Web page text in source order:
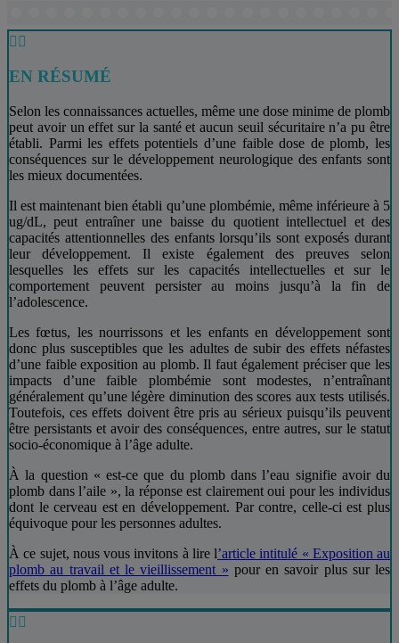
 
EN RÉSUMÉ
Selon les connaissances actuelles, même une dose minime de plomb
peut avoir un effet sur la santé et aucun seuil sécuritaire n’a pu être
établi. Parmi les effets potentiels d’une faible dose de plomb, les
conséquences sur le développement neurologique des enfants sont
les mieux documentées.
Il est maintenant bien établi qu’une plombémie, même inférieure à 5
ug/dL, peut entraîner une baisse du quotient intellectuel et des
capacités attentionnelles des enfants lorsqu’ils sont exposés durant
leur développement. Il existe également des preuves selon
lesquelles les effets sur les capacités intellectuelles et sur le
comportement peuvent persister au moins jusqu’à la fin de
l’adolescence.
Les fœtus, les nourrissons et les enfants en développement sont
donc plus susceptibles que les adultes de subir des effets néfastes
d’une faible exposition au plomb. Il faut également préciser que les
impacts d’une faible plombémie sont modestes, n’entraînant
généralement qu’une légère diminution des scores aux tests utilisés.
Toutefois, ces effets doivent être pris au sérieux puisqu’ils peuvent
être persistants et avoir des conséquences, entre autres, sur le statut
socio-économique à l’âge adulte.
À la question « est-ce que du plomb dans l’eau signifie avoir du
plomb dans l’aile », la réponse est clairement oui pour les individus
dont le cerveau est en développement. Par contre, celle-ci est plus
équivoque pour les personnes adultes.
À ce sujet, nous vous invitons à lire l’article intitulé « Exposition au
plomb au travail et le vieillissement » pour en savoir plus sur les
effets du plomb à l’âge adulte.
 